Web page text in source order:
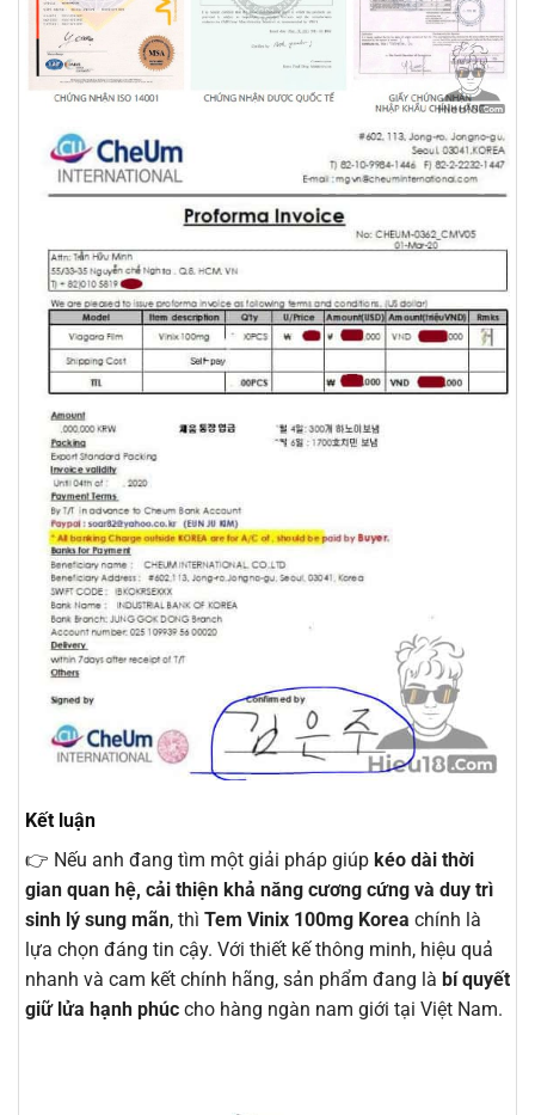
Kết luận
👉 Nếu anh đang tìm một giải pháp giúp kéo dài thời
gian quan hệ, cải thiện khả năng cương cứng và duy trì
sinh lý sung mãn, thì Tem Vinix 100mg Korea chính là
lựa chọn đáng tin cậy. Với thiết kế thông minh, hiệu quả
nhanh và cam kết chính hãng, sản phẩm đang là bí quyết
giữ lửa hạnh phúc cho hàng ngàn nam giới tại Việt Nam.